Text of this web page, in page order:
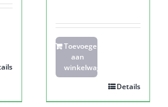
Toevoegen
aan
winkelwagen
Details